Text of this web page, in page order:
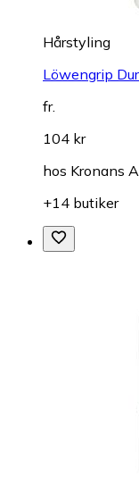
Hårstyling
Löwengrip
fr.
104 kr
hos Kronans
+14 butiker